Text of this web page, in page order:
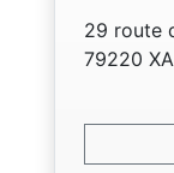
29 route
79220